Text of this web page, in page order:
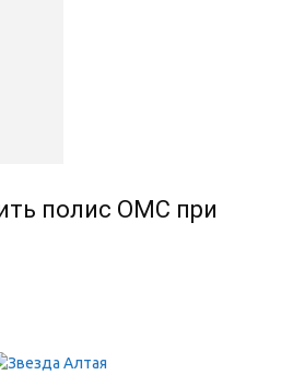
полис ОМС при